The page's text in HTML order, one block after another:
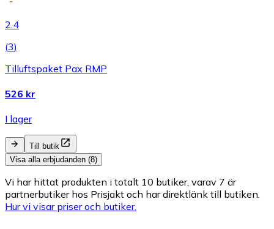
2.4
(3)
Tilluftspaket Pax RMP
526 kr
I lager
Till butik
Visa alla erbjudanden (8)
Vi har hittat produkten i totalt 10 butiker, varav 7 är
partnerbutiker hos Prisjakt och har direktlänk till butiken.
Hur vi visar priser och butiker.